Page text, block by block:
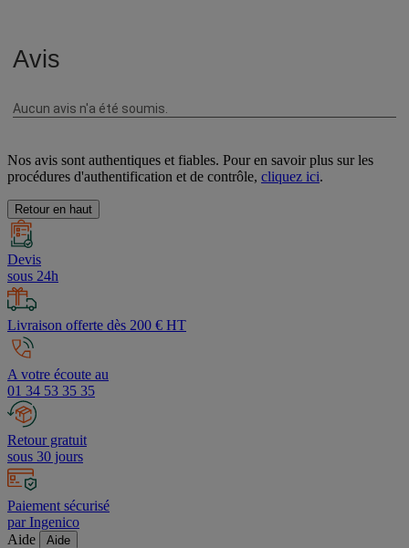
Nos avis sont authentiques et fiables. Pour en savoir plus sur les
procédures d'authentification et de contrôle, cliquez ici.
Retour en haut
Devis
sous 24h
Livraison offerte dès 200 € HT
A votre écoute au
01 34 53 35 35
Retour gratuit
sous 30 jours
Paiement sécurisé
par Ingenico
Aide
Aide